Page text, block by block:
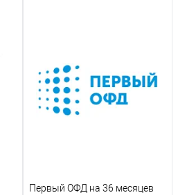
Первый ОФД на 36 месяцев